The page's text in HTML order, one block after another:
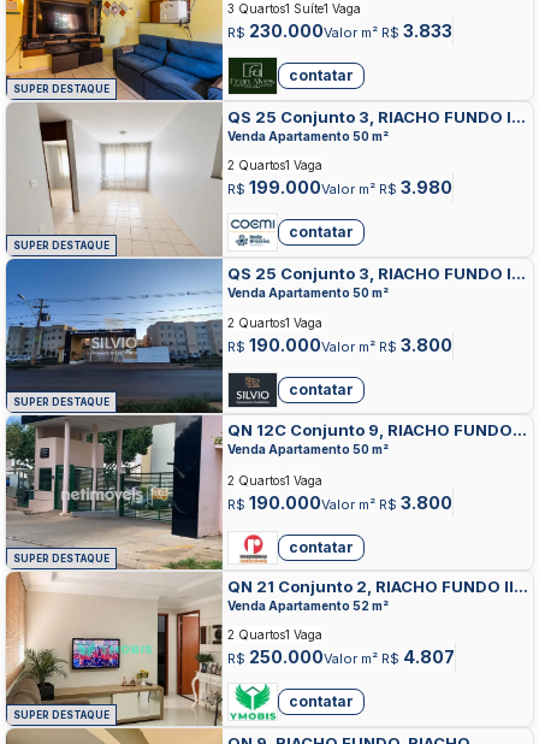
SUPER DESTAQUE
R$ 230.000Valor m² R$ 3.833
3 Quartos1 Suíte1 Vaga
contatar
SUPER DESTAQUE
QS 25 Conjunto 3, RIACHO FUNDO II,
RIACHO FUNDO
Venda Apartamento 50 m²
R$ 199.000Valor m² R$ 3.980
2 Quartos1 Vaga
contatar
SUPER DESTAQUE
QS 25 Conjunto 3, RIACHO FUNDO II,
RIACHO FUNDO
Venda Apartamento 50 m²
R$ 190.000Valor m² R$ 3.800
2 Quartos1 Vaga
contatar
SUPER DESTAQUE
QN 12C Conjunto 9, RIACHO FUNDO
II, RIACHO FUNDO
Venda Apartamento 50 m²
R$ 190.000Valor m² R$ 3.800
2 Quartos1 Vaga
contatar
SUPER DESTAQUE
QN 21 Conjunto 2, RIACHO FUNDO II,
RIACHO FUNDO
Venda Apartamento 52 m²
R$ 250.000Valor m² R$ 4.807
2 Quartos1 Vaga
contatar